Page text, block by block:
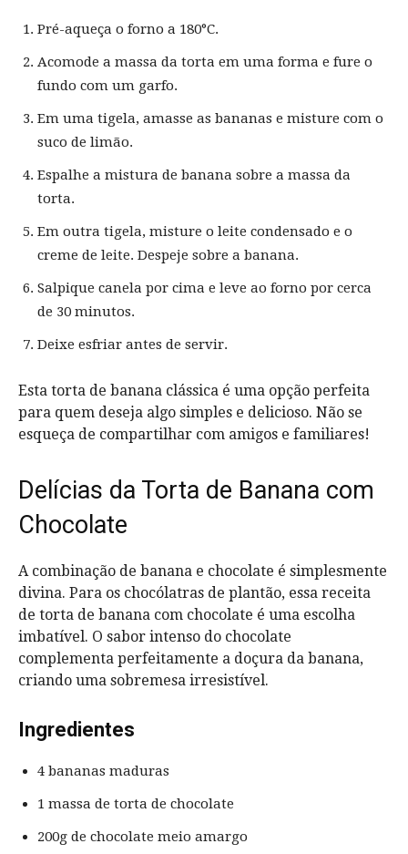
Pré-aqueça o forno a 180°C.
Acomode a massa da torta em uma forma e fure o
fundo com um garfo.
Em uma tigela, amasse as bananas e misture com o
suco de limão.
Espalhe a mistura de banana sobre a massa da
torta.
Em outra tigela, misture o leite condensado e o
creme de leite. Despeje sobre a banana.
Salpique canela por cima e leve ao forno por cerca
de 30 minutos.
Deixe esfriar antes de servir.
Esta torta de banana clássica é uma opção perfeita
para quem deseja algo simples e delicioso. Não se
esqueça de compartilhar com amigos e familiares!
Delícias da Torta de Banana com
Chocolate
A combinação de banana e chocolate é simplesmente
divina. Para os chocólatras de plantão, essa receita
de torta de banana com chocolate é uma escolha
imbatível. O sabor intenso do chocolate
complementa perfeitamente a doçura da banana,
criando uma sobremesa irresistível.
Ingredientes
4 bananas maduras
1 massa de torta de chocolate
200g de chocolate meio amargo